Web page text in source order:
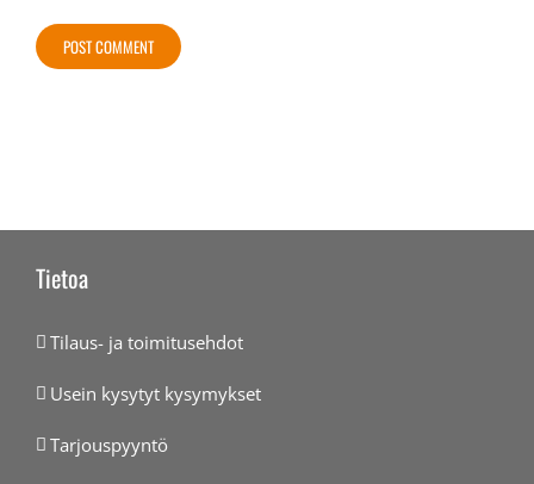
Tietoa
Tilaus- ja toimitusehdot
Usein kysytyt kysymykset
Tarjouspyyntö